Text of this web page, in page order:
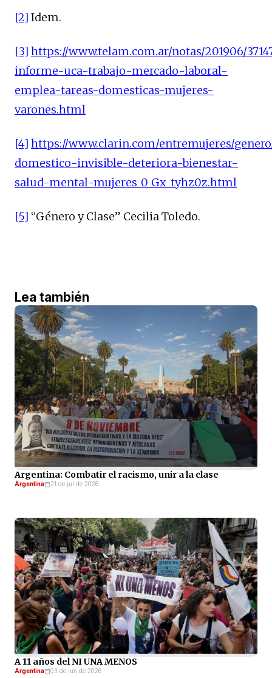
[2] Idem.
[3] https://www.telam.com.ar/notas/201906/
informe-uca-trabajo-mercado-laboral-
emplea-tareas-domesticas-mujeres-
varones.html
[4] https://www.clarin.com/entremujeres/
domestico-invisible-deteriora-bienestar-
salud-mental-mujeres_0_Gx_tyhz0z.html
[5] “Género y Clase” Cecilia Toledo.
Lea también
Argentina: Combatir el racismo, unir a la clase
Argentina 21 de jul de 2026
A 11 años del NI UNA MENOS
Argentina 03 de jun de 2026